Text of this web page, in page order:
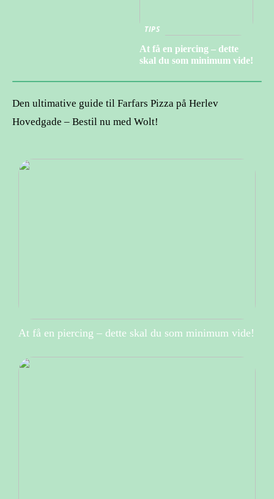
TIPS
At få en piercing – dette
skal du som minimum vide!
Den ultimative guide til Farfars Pizza på Herlev
Hovedgade – Bestil nu med Wolt!
At få en piercing – dette skal du som minimum vide!